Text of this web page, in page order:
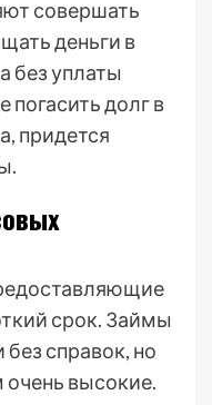
совершать
деньги в
без уплаты
погасить долг в
придется
срок. Займы
справок, но
очень высокие.